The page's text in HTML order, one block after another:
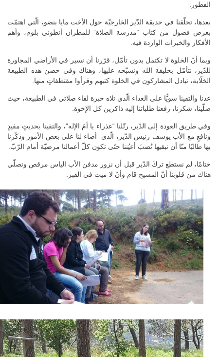
الفطور.
بعدها، تحلّقنا في حديقة الدّير الخارجيّة حول الأخت مايا بنضو، الّتي اهتمّت
بعرض فصول من كتاب “مدرسة الصلاة” للمطران أنطوني بلوم، وأهم
الأفكار والخبرات الواردة فيه.
وبما أنّ الخلوة لا تكتمل بدون تأمّل، قرّرنا أن نسير في الأراضي المجاورة
للدّير، نتأمّل بخليقة الله ونسبّحه عليها، وهناك وفي حضن هذه الطبيعة
الخلّابة، تبادل المشاركون في الخلوة كتبهم وقرأوا مقتطفاتٍ منها.
عدنا والتقينا سويًّا على الغداء الّذي تلاه خبرة لقاء صلاتي في الطبيعة، حيث
صلّينا، شكرنا، رفعنا طلباتنا إليه ذاكرين كل الإخوة.
وفي طريق العودة إلى الدّير، رتّلنا “عذراء يا أمّ الإله”، والتقينا بحديثٍ مفيدٍ
ونافعٍ مع الأب يوسف رئيس الدّير، الّذي أضاء لنا على بعض الأمور وذكّرنا
بها طالبًا منّا أن نبقيها نُصبَ أعيُننا حتّى تكون كلّ أعمالنا مرضيّة أمام الرّبّ.
ختامًا، لم نستطع تركَ الدّير قبل أن نزور مدفن الأب الياس مرقص ونصلّي
هناك من قلوبنا أنّ المسيح قام وأنّ لا ميت في القبر.